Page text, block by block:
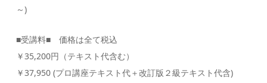
～)
■受講料■ 価格は全て税込
￥35,200円（テキスト代含む）
￥37,950 (プロ講座テキスト代＋改訂版２級テキスト代含)